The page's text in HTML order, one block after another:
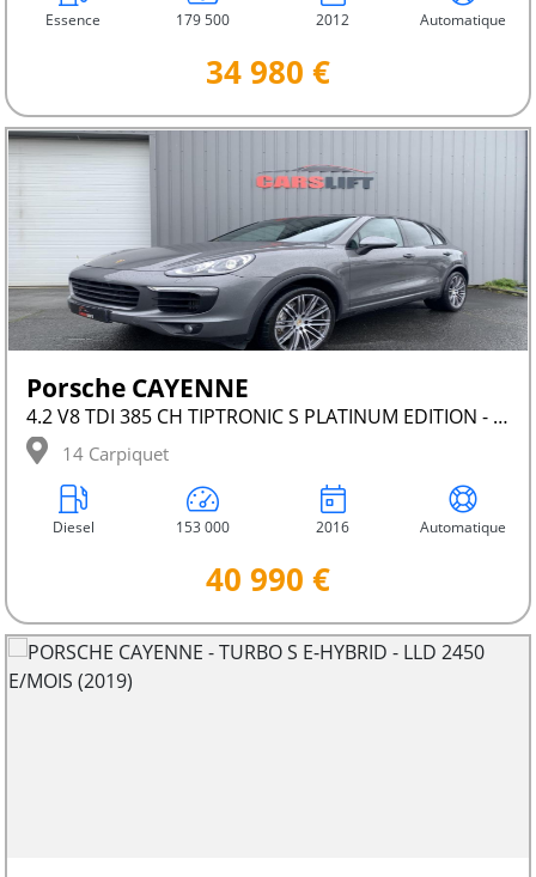
Essence 179 500 2012 Automatique
34 980 €
Porsche CAYENNE
4.2 V8 TDI 385 CH TIPTRONIC S PLATINUM EDITION - GARANTIE 12 MOIS
14 Carpiquet
Diesel 153 000 2016 Automatique
40 990 €